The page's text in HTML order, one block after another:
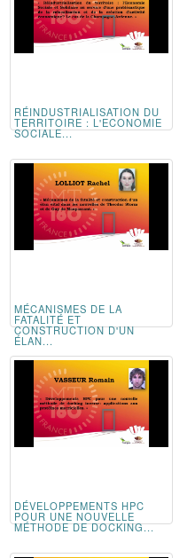
RÉINDUSTRIALISATION DU
TERRITOIRE : L'ECONOMIE
SOCIALE...
MÉCANISMES DE LA
FATALITÉ ET
CONSTRUCTION D'UN
ÉLAN...
DÉVELOPPEMENTS HPC
POUR UNE NOUVELLE
MÉTHODE DE DOCKING...